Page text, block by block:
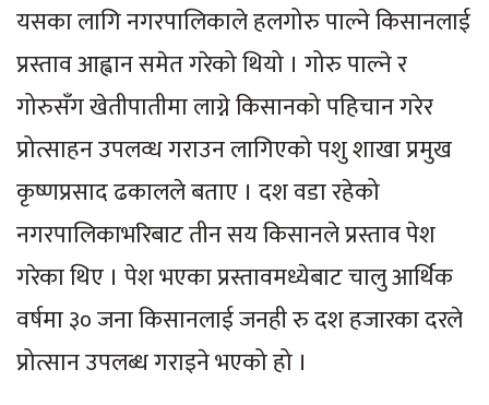
यसका लागि नगरपालिकाले हलगोरु पाल्ने किसानलाई
प्रस्ताव आह्वान समेत गरेको थियो । गोरु पाल्ने र
गोरुसँग खेतीपातीमा लाग्ने किसानको पहिचान गरेर
प्रोत्साहन उपलव्ध गराउन लागिएको पशु शाखा प्रमुख
कृष्णप्रसाद ढकालले बताए । दश वडा रहेको
नगरपालिकाभरिबाट तीन सय किसानले प्रस्ताव पेश
गरेका थिए । पेश भएका प्रस्तावमध्येबाट चालु आर्थिक
वर्षमा ३० जना किसानलाई जनही रु दश हजारका दरले
प्रोत्सान उपलब्ध गराइने भएको हो ।